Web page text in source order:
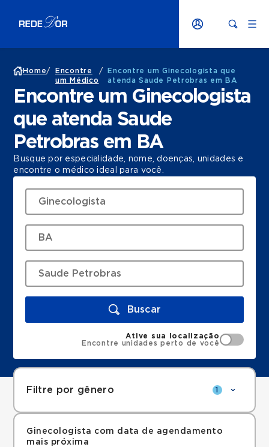
Home/
Encontre
um Médico
/
Encontre um Ginecologista que
atenda Saude Petrobras em BA
Encontre um Ginecologista
que atenda Saude
Petrobras em BA
Busque por especialidade, nome, doenças, unidades e
encontre o médico ideal para você.
Buscar
Ative sua localização
Encontre unidades perto de você
Filtre por gênero 1
Ginecologista com data de agendamento
mais próxima